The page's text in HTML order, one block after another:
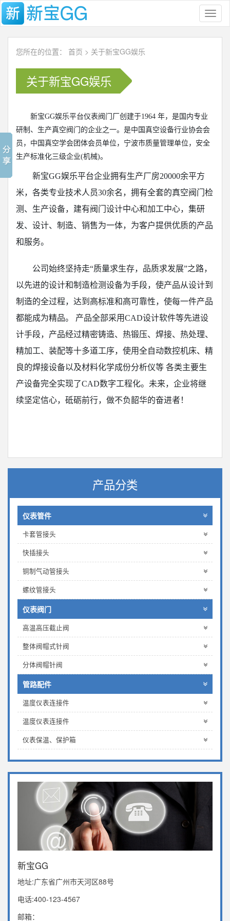
您所在的位置： 首页 > 关于新宝GG娱乐
关于新宝GG娱乐
新宝GG娱乐平台仪表阀门厂创建于1964 年，是国内专业
研制、生产真空阀门的企业之一。是中国真空设备行业协会会
员，中国真空学会团体会员单位，宁波市质量管理单位，安全
生产标准化三级企业(机械)。
新宝GG娱乐平台企业拥有生产厂房20000余平方
米，各类专业技术人员30余名，拥有全套的真空阀门检
测、生产设备，建有阀门设计中心和加工中心，集研
发、设计、制造、销售为一体，为客户提供优质的产品
和服务。
公司始终坚持走“质量求生存，品质求发展”之路，
以先进的设计和制造检测设备为手段，使产品从设计到
制造的全过程，达到高标准和高可靠性，使每一件产品
都能成为精品。 产品全部采用CAD设计软件等先进设
计手段，产品经过精密铸造、热锻压、焊接、热处理、
精加工、装配等十多道工序，使用全自动数控机床、精
良的焊接设备以及材料化学成份分析仪等 各类主要生
产设备完全实现了CAD数字工程化。未来，企业将继
续坚定信心，砥砺前行，做不负韶华的奋进者！
产品分类
仪表管件
卡套管接头
快插接头
铜制气动管接头
螺纹管接头
仪表阀门
高温高压截止阀
整体阀帽式针阀
分体阀帽针阀
管路配件
温度仪表连接件
温度仪表连接件
仪表保温、保护箱
新宝GG
地址:广东省广州市天河区88号
电话:400-123-4567
邮箱：